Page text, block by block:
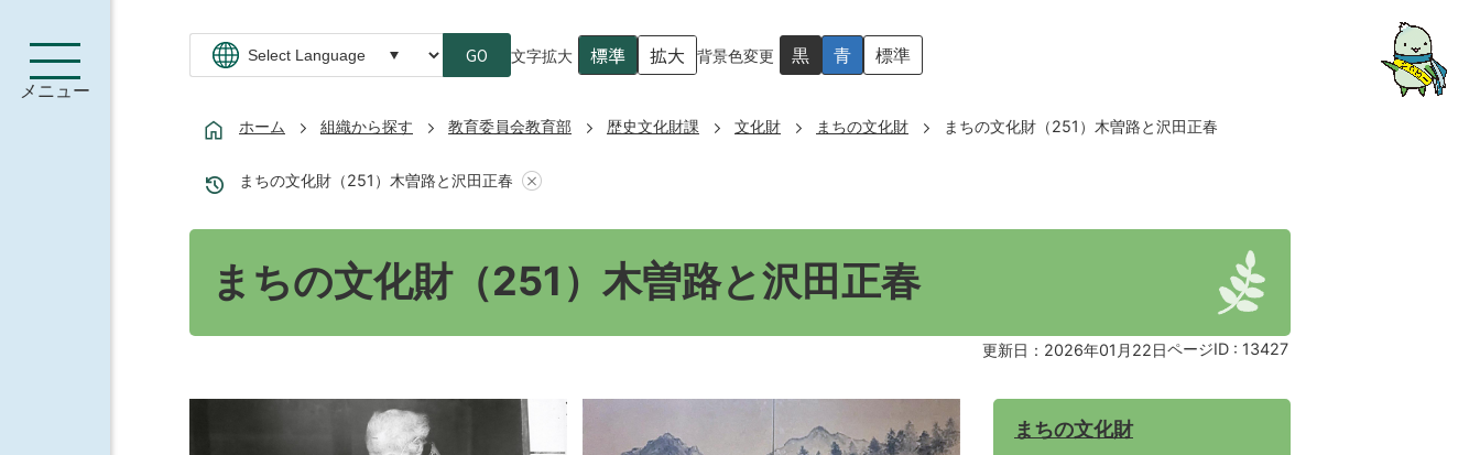
メニュー
GO 文字拡大 標準 拡大 背景色変更 黒 青 標準
ホーム 組織から探す 教育委員会教育部 歴史文化財課 文化財 まちの文化財 まちの文化財（251）木曽路と沢田正春
まちの文化財（251）木曽路と沢田正春
まちの文化財（251）木曽路と沢田正春
更新日：2026年01月22日ページID : 13427
まちの文化財